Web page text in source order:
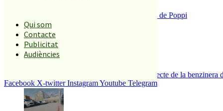
Qui som
Contacte
Publicitat
Audiències
Facebook X-twitter InstagramYoutube Telegram
Enxampat l’autor de les pintades a la plaça de Poppi
3
Es presenten 17 al·legacions contra el projecte de la benzinera
4